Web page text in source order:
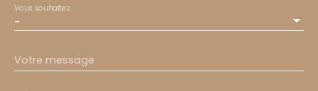
-
Vous souhaitez
Votre message